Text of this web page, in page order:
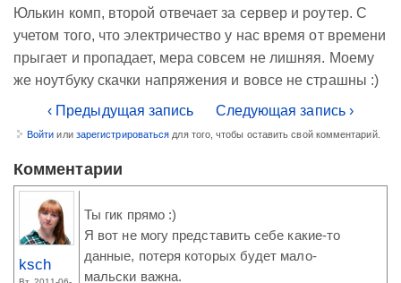
Юлькин комп, второй отвечает за сервер и роутер. С
учетом того, что электричество у нас время от времени
прыгает и пропадает, мера совсем не лишняя. Моему
же ноутбуку скачки напряжения и вовсе не страшны :)
‹ Предыдущая запись
Следующая запись ›
Войти или зарегистрироваться для того, чтобы оставить свой комментарий.
Комментарии
ksch
Ты гик прямо :)
Я вот не могу представить себе какие-то
данные, потеря которых будет мало-
мальски важна.